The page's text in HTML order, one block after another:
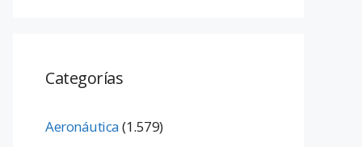
Categorías
Aeronáutica(1.579)